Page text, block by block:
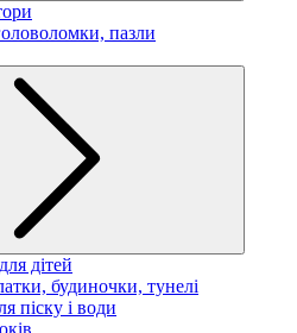
пазли
дітей
будиночки, тунелі
піску і води